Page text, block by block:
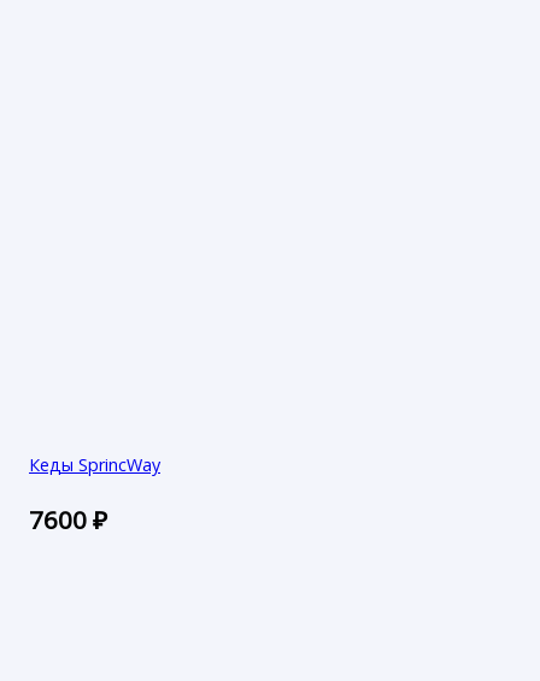
Кеды SprincWay
7600₽